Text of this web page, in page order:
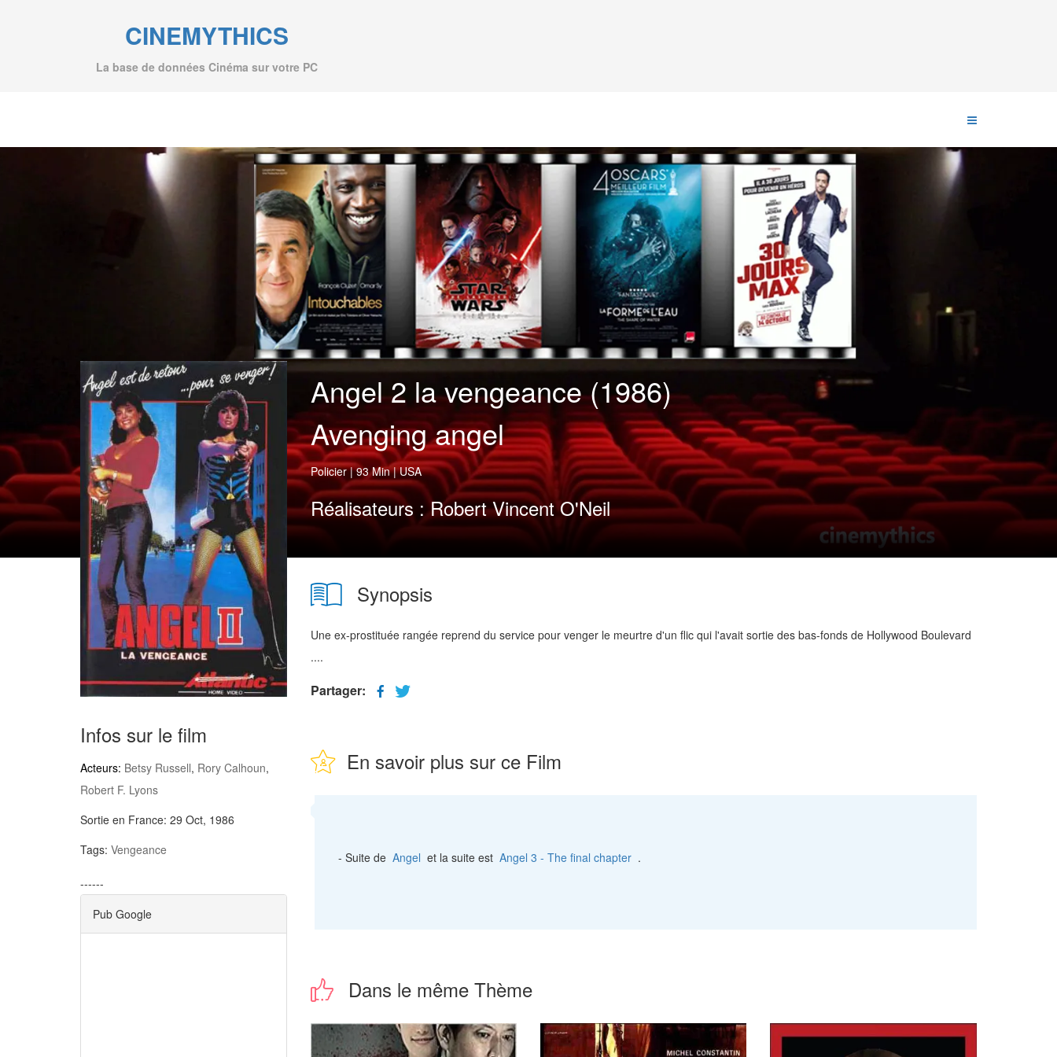
CINEMYTHICS
La base de données Cinéma sur votre PC
Angel 2 la vengeance (1986)
Avenging angel
Policier|93 Min|USA
Réalisateurs :Robert Vincent O'Neil
Infos sur le film
Acteurs: Betsy Russell, Rory Calhoun,
Robert F. Lyons
Sortie en France: 29 Oct, 1986
Tags: Vengeance
------
Pub Google
Synopsis
Une ex-prostituée rangée reprend du service pour venger le meurtre d'un flic qui l'avait sortie des bas-fonds de Hollywood Boulevard
....
Partager:
En savoir plus sur ce Film
- Suite de Angel et la suite est Angel 3 - The final chapter.
Dans le même Thème